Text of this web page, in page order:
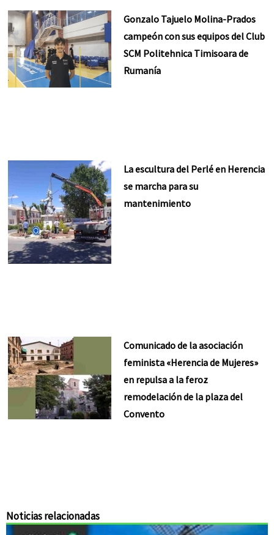
Gonzalo Tajuelo Molina-Prados
campeón con sus equipos del Club
SCM Politehnica Timisoara de
Rumanía
La escultura del Perlé en Herencia
se marcha para su
mantenimiento
Comunicado de la asociación
feminista «Herencia de Mujeres»
en repulsa a la feroz
remodelación de la plaza del
Convento
Noticias relacionadas